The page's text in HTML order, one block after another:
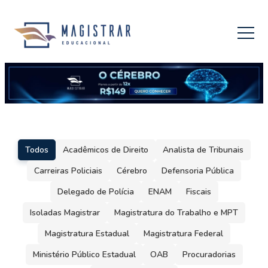
Todos Acadêmicos de Direito
Analista de Tribunais
Carreiras Policiais
Cérebro
Defensoria Pública
Delegado de Polícia
ENAM
Fiscais
Isoladas Magistrar
Magistratura do Trabalho e MPT
Magistratura Estadual
Magistratura Federal
Ministério Público Estadual
OAB Procuradorias